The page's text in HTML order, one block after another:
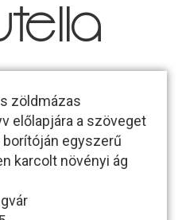
zöldmázas
előlapjára a szöveget
borítóján egyszerű
karcolt növényi ág